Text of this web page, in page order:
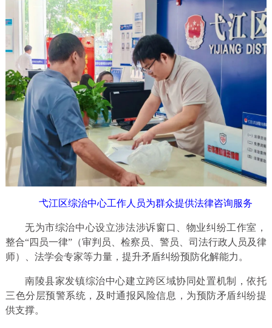
弋江区综治中心工作人员为群众提供法律咨询服务
无为市综治中心设立涉法涉诉窗口、物业纠纷工作室，
整合“四员一律”（审判员、检察员、警员、司法行政人员及律
师）、法学会专家等力量，提升矛盾纠纷预防化解能力。
南陵县家发镇综治中心建立跨区域协同处置机制，依托
三色分层预警系统，及时通报风险信息，为预防矛盾纠纷提
供支撑。